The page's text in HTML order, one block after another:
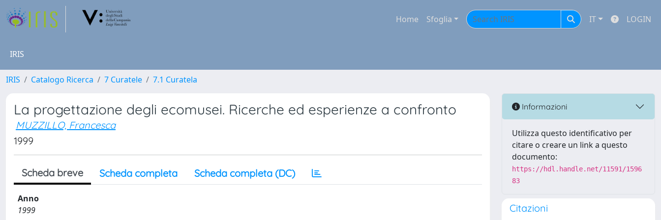
Home Sfoglia IT LOGIN
IRIS
IRIS Catalogo Ricerca 7 Curatele 7.1 Curatela
La progettazione degli ecomusei. Ricerche ed esperienze a confronto
MUZZILLO, Francesca
1999
Scheda breve Scheda completa Scheda completa (DC)
Anno
1999
Informazioni
Utilizza questo identificativo per
citare o creare un link a questo
documento:
https://hdl.handle.net/11591/1596
83
Citazioni